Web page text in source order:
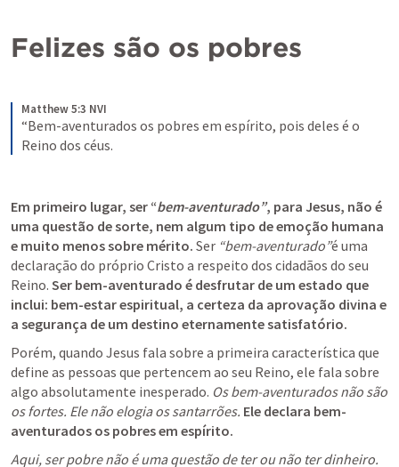
Felizes são os pobres
Matthew 5:3 NVI
“Bem-aventurados os pobres em espírito, pois deles é o
Reino dos céus.
Em primeiro lugar, ser “bem-aventurado”, para Jesus, não é
uma questão de sorte, nem algum tipo de emoção humana
e muito menos sobre mérito. Ser “bem-aventurado”é uma
declaração do próprio Cristo a respeito dos cidadãos do seu
Reino. Ser bem-aventurado é desfrutar de um estado que
inclui: bem-estar espiritual, a certeza da aprovação divina e
a segurança de um destino eternamente satisfatório.
Porém, quando Jesus fala sobre a primeira característica que
define as pessoas que pertencem ao seu Reino, ele fala sobre
algo absolutamente inesperado. Os bem-aventurados não são
os fortes. Ele não elogia os santarrões. Ele declara bem-
aventurados os pobres em espírito.
Aqui, ser pobre não é uma questão de ter ou não ter dinheiro.